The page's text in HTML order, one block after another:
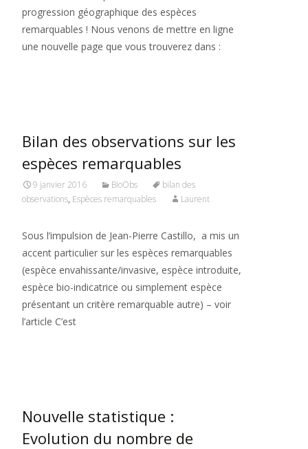
progression géographique des espèces
remarquables ! Nous venons de mettre en ligne
une nouvelle page que vous trouverez dans :
Bilan des observations sur les
espèces remarquables
9 janvier 2016 BioObs
bilan des
observations, Espèces remarquables Laurent
Sous l’impulsion de Jean-Pierre Castillo, a mis un
accent particulier sur les espèces remarquables
(espèce envahissante/invasive, espèce introduite,
espèce bio-indicatrice ou simplement espèce
présentant un critère remarquable autre) – voir
l’article C’est
Nouvelle statistique :
Evolution du nombre de